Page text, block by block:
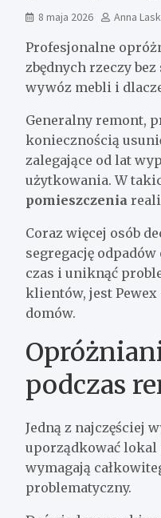
8 maja 2026 Anna
Profesjonalne
zbędnych rzeczy
wywóz mebli i
Generalny remont,
koniecznością
zalegające od lat
użytkowania. W
pomieszczenia
Coraz więcej osób
segregację
czas i uniknąć
klientów, jest
domów.
podczas
Jedną z najczęściej
uporządkować lokal
wymagają
problematyczny.